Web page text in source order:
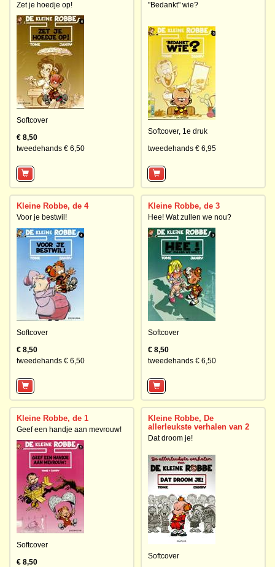
Zet je hoedje op!
Softcover
€ 8,50
tweedehands € 6,50
"Bedankt" wie?
Softcover, 1e druk
tweedehands € 6,95
Kleine Robbe, de 4
Voor je bestwil!
Softcover
€ 8,50
tweedehands € 6,50
Kleine Robbe, de 3
Hee! Wat zullen we nou?
Softcover
€ 8,50
tweedehands € 6,50
Kleine Robbe, de 1
Geef een handje aan mevrouw!
Softcover
€ 8,50
Kleine Robbe, De
allerleukste verhalen van 2
Dat droom je!
Softcover